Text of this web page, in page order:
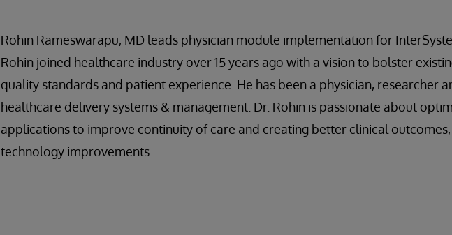
Rohin Rameswarapu, MD leads physician module implementation for
Rohin joined healthcare industry over 15 years ago with a vision to bolster
quality standards and patient experience. He has been a physician, researcher
healthcare delivery systems & management. Dr. Rohin is passionate about
applications to improve continuity of care and creating better clinical
technology improvements.